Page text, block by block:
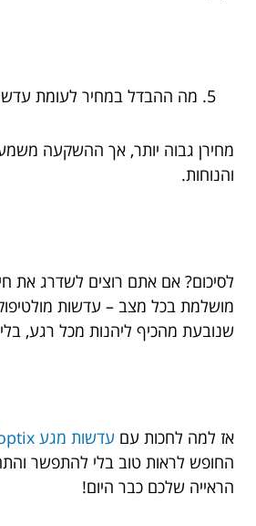
מה ההבדל במחיר לעומת
מחירן גבוה יותר, אך ההשקעה
והנוחות.
לסיכום? אם אתם רוצים לשדרג את
מושלמת בכל מצב – עדשות
שנובעת מהכיף ליהנות מכל רגע,
אז למה לחכות עם עדשות מגע Ioptix
החופש לראות טוב בלי להתפשר
הראייה שלכם כבר היום!